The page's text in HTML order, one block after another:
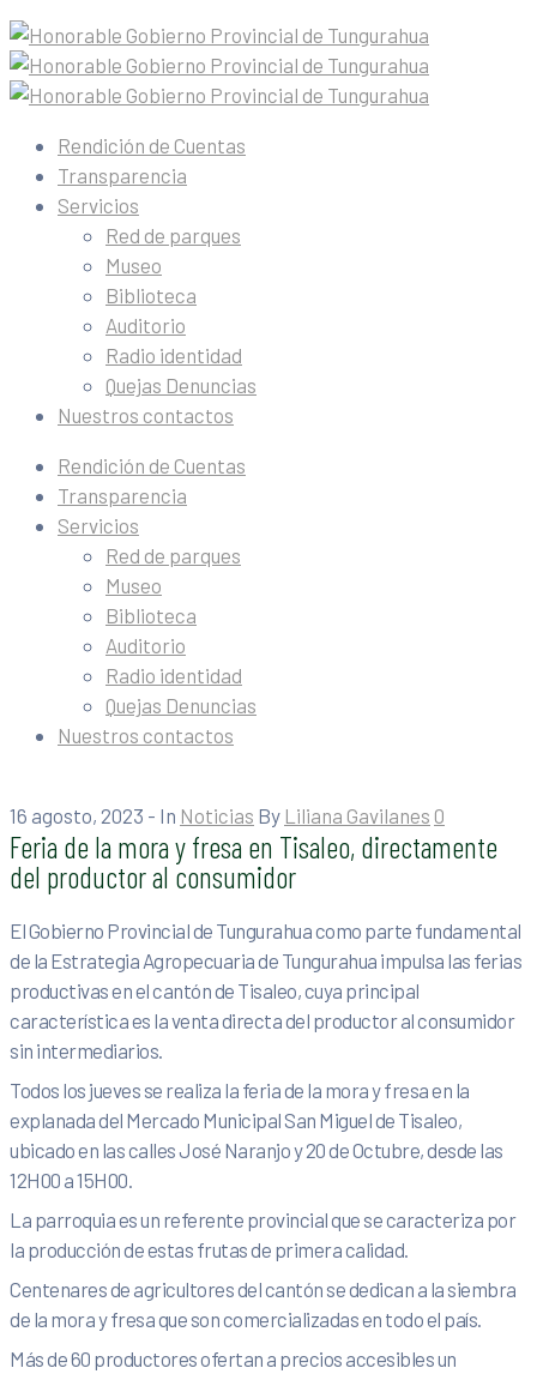
Rendición de Cuentas
Transparencia
Servicios
Red de parques
Museo
Biblioteca
Auditorio
Radio identidad
Quejas Denuncias
Nuestros contactos
Rendición de Cuentas
Transparencia
Servicios
Red de parques
Museo
Biblioteca
Auditorio
Radio identidad
Quejas Denuncias
Nuestros contactos
16 agosto, 2023 - In Noticias By Liliana Gavilanes 0
Feria de la mora y fresa en Tisaleo, directamente
del productor al consumidor
El Gobierno Provincial de Tungurahua como parte fundamental
de la Estrategia Agropecuaria de Tungurahua impulsa las ferias
productivas en el cantón de Tisaleo, cuya principal
característica es la venta directa del productor al consumidor
sin intermediarios.
Todos los jueves se realiza la feria de la mora y fresa en la
explanada del Mercado Municipal San Miguel de Tisaleo,
ubicado en las calles José Naranjo y 20 de Octubre, desde las
12H00 a 15H00.
La parroquia es un referente provincial que se caracteriza por
la producción de estas frutas de primera calidad.
Centenares de agricultores del cantón se dedican a la siembra
de la mora y fresa que son comercializadas en todo el país.
Más de 60 productores ofertan a precios accesibles un